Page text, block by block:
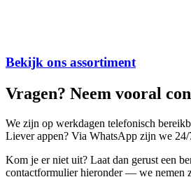
Bekijk ons assortiment
Vragen? Neem vooral
We zijn op werkdagen telefonisch
Liever appen? Via WhatsApp zijn we 24/
Kom je er niet uit? Laat dan gerust een
contactformulier hieronder — we nemen